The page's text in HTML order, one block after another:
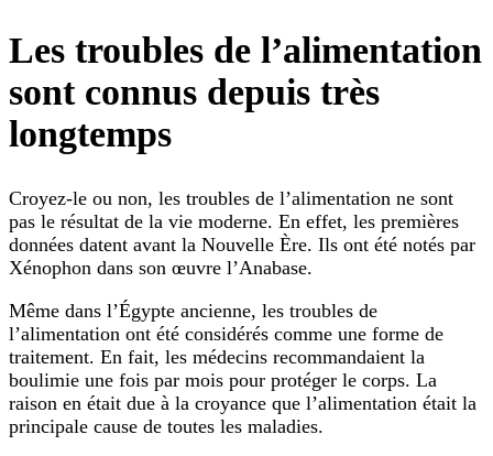
Les troubles de l’alimentation
sont connus depuis très
longtemps
Croyez-le ou non, les troubles de l’alimentation ne sont
pas le résultat de la vie moderne. En effet, les premières
données datent avant la Nouvelle Ère. Ils ont été notés par
Xénophon dans son œuvre l’Anabase.
Même dans l’Égypte ancienne, les troubles de
l’alimentation ont été considérés comme une forme de
traitement. En fait, les médecins recommandaient la
boulimie une fois par mois pour protéger le corps. La
raison en était due à la croyance que l’alimentation était la
principale cause de toutes les maladies.